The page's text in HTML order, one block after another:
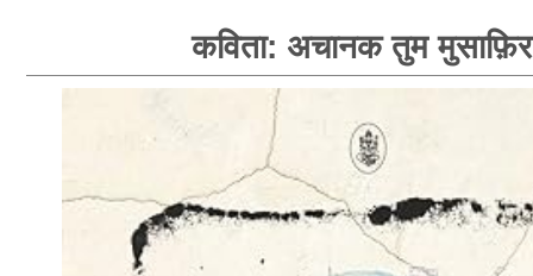
कविता: अचानक तुम मुसाफ़िर